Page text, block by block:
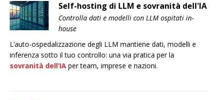
Self-hosting di LLM e sovranità dell'IA
Controlla dati e modelli con LLM ospitati in-
house
L’auto-ospedalizzazione degli LLM mantiene dati, modelli e
inferenza sotto il tuo controllo: una via pratica per la
sovranità dell’IA per team, imprese e nazioni.